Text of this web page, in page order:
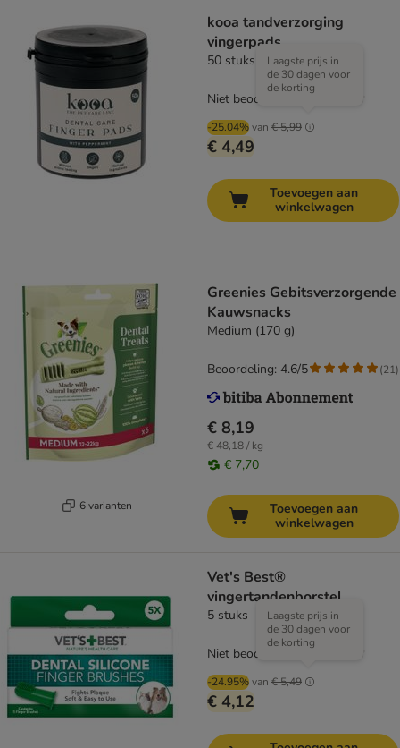
kooa tandverzorging
vingerpads
50 stuks
-25.04%van € 5,99
Laagste prijs in
de 30 dagen voor
de korting
€ 4,49
Niet beoordeeld
Toevoegen aan
winkelwagen
6 varianten
Greenies Gebitsverzorgende
Kauwsnacks
Medium (170 g)
€ 8,19
€ 48,18 / kg
€ 7,70
Beoordeling: 4.6/5 (21)
Toevoegen aan
winkelwagen
Vet's Best®
vingertandenborstel
5 stuks
-24.95%van € 5,49
Laagste prijs in
de 30 dagen voor
de korting
€ 4,12
Niet beoordeeld